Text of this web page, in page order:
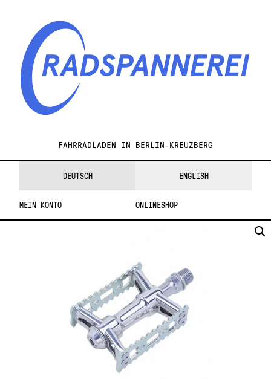
navigation
RadspannereiFAHRRADLADEN IN BERLIN-KREUZBERG
DEUTSCH ENGLISH
MEIN KONTO ONLINESHOP